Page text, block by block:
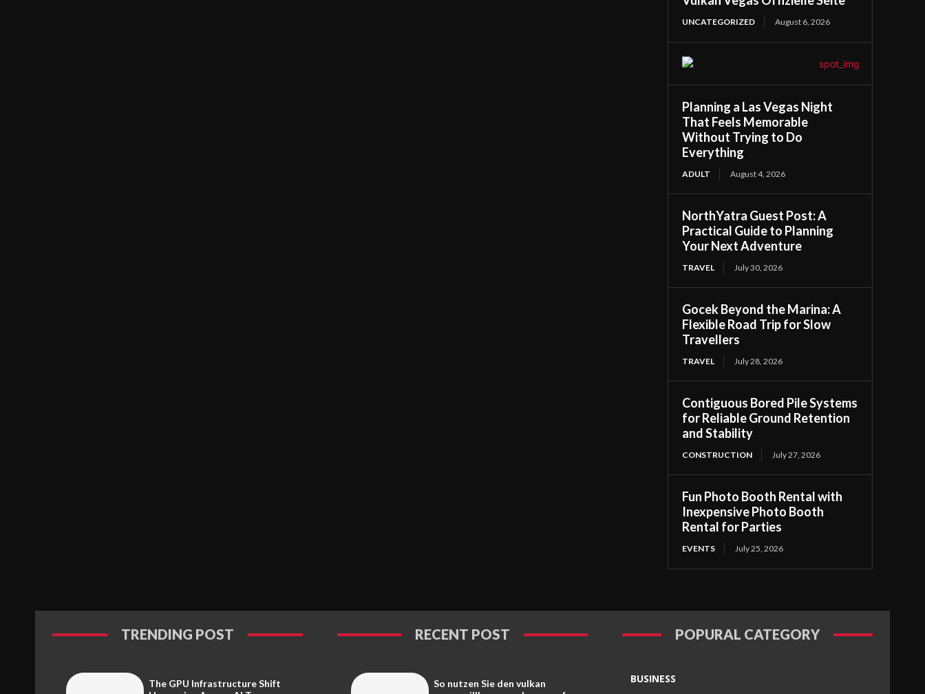
UNCATEGORIZED August 6, 2026
Planning a Las Vegas Night
That Feels Memorable
Without Trying to Do
Everything
ADULT August 4, 2026
NorthYatra Guest Post: A
Practical Guide to Planning
Your Next Adventure
TRAVEL July 30, 2026
Gocek Beyond the Marina: A
Flexible Road Trip for Slow
Travellers
TRAVEL July 28, 2026
Contiguous Bored Pile Systems
for Reliable Ground Retention
and Stability
CONSTRUCTION July 27, 2026
Fun Photo Booth Rental with
Inexpensive Photo Booth
Rental for Parties
EVENTS July 25, 2026
TRENDING POST
The GPU Infrastructure Shift
RECENT POST
So nutzen Sie den vulkan
POPURAL CATEGORY
BUSINESS